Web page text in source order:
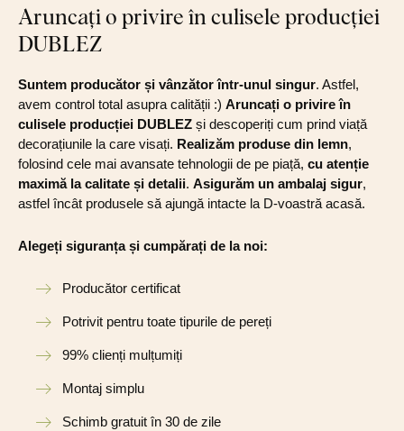
Aruncați o privire în culisele producției
DUBLEZ
Suntem producător și vânzător într-unul singur. Astfel,
avem control total asupra calității :) Aruncați o privire în
culisele producției DUBLEZ și descoperiți cum prind viață
decorațiunile la care visați. Realizăm produse din lemn,
folosind cele mai avansate tehnologii de pe piață, cu atenție
maximă la calitate și detalii. Asigurăm un ambalaj sigur,
astfel încât produsele să ajungă intacte la D-voastră acasă.
Alegeți siguranța și cumpărați de la noi:
Producător certificat
Potrivit pentru toate tipurile de pereți
99% clienți mulțumiți
Montaj simplu
Schimb gratuit în 30 de zile